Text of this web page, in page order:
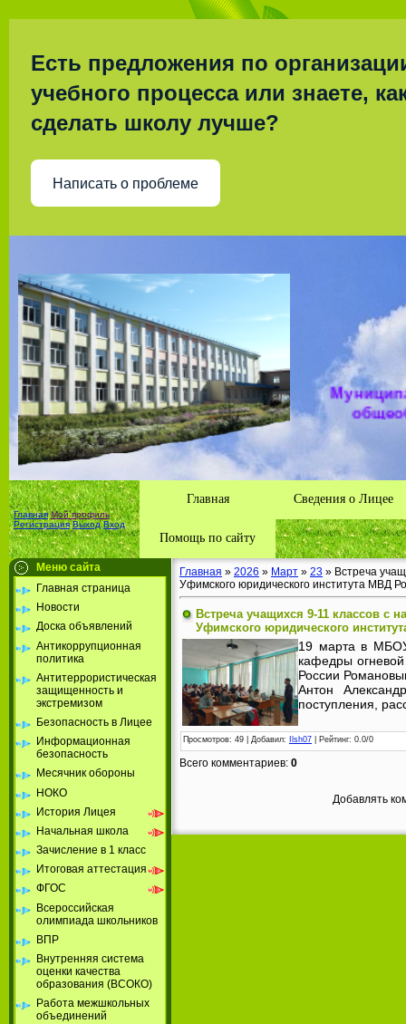
Есть предложения по
учебного процесса или знаете,
сделать школу лучше?
Написать о проблеме
района
Главная Мой профиль
Регистрация Выход Вход
Главная Сведения о Лицее
Помощь по сайту
Меню сайта
Главная страница
Новости
Доска объявлений
Антикоррупционная
политика
Антитеррористическая
защищенность и
экстремизом
Безопасность в Лицее
Информационная
безопасность
Месячник обороны
НОКО
История Лицея
Начальная школа
Зачисление в 1 класс
Итоговая аттестация
ФГОС
Всероссийская
олимпиада школьников
ВПР
Внутренняя система
оценки качества
образования (ВСОКО)
Работа межшкольных
объединений
Главная » 2026 » Март » 23 » Встреча
Уфимского юридического института МВД
Встреча учащихся 9-11 классов с
Уфимского юридического
19 марта в МБОУ
кафедры огневой
России
Антон
поступления,
Просмотров: 49 | Добавил: Ilsh07 Рейтинг: 0.0/0
Всего комментариев: 0
Добавлять